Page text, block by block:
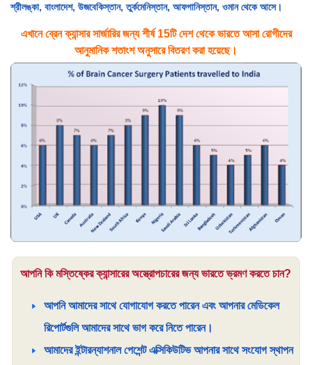
শ্রীলঙ্কা, বাংলাদেশ, উজবেকিস্তান, তুর্কমেনিস্তান, আফগানিস্তান, ওমান থেকে আসে।
এখানে ব্রেন ক্যান্সার সার্জারির জন্য শীর্ষ 15টি দেশ থেকে ভারতে আসা রোগীদের
আনুমানিক শতাংশ অনুসারে বিতরণ করা হয়েছে।
আপনি কি মস্তিষ্কের ক্যান্সারের অস্ত্রোপচারের জন্য ভারতে ভ্রমণ করতে চান?
আপনি আমাদের সাথে যোগাযোগ করতে পারেন এবং আপনার মেডিকেল
রিপোর্টগুলি আমাদের সাথে ভাগ করে নিতে পারেন।
আমাদের ইন্টারন্যাশনাল পেশেন্ট এক্সিকিউটিভ আপনার সাথে সংযোগ স্থাপন